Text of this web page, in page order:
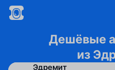
Дешёвые
из